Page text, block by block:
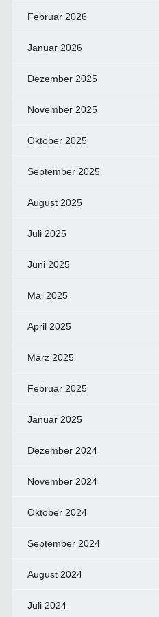
Februar 2026
Januar 2026
Dezember 2025
November 2025
Oktober 2025
September 2025
August 2025
Juli 2025
Juni 2025
Mai 2025
April 2025
März 2025
Februar 2025
Januar 2025
Dezember 2024
November 2024
Oktober 2024
September 2024
August 2024
Juli 2024